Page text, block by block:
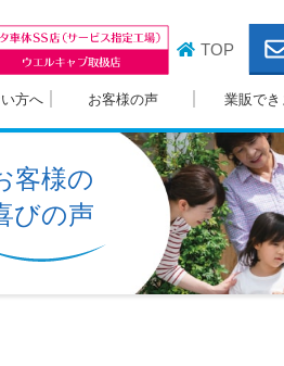
TOP
方へ お客様の声 業販でき
客様の
びの声